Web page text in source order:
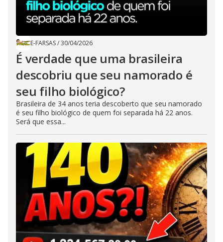
E-FARSAS/30/04/2026
É verdade que uma brasileira
descobriu que seu namorado é
seu filho biológico?
Brasileira de 34 anos teria descoberto que seu namorado
é seu filho biológico de quem foi separada há 22 anos.
Será que essa...